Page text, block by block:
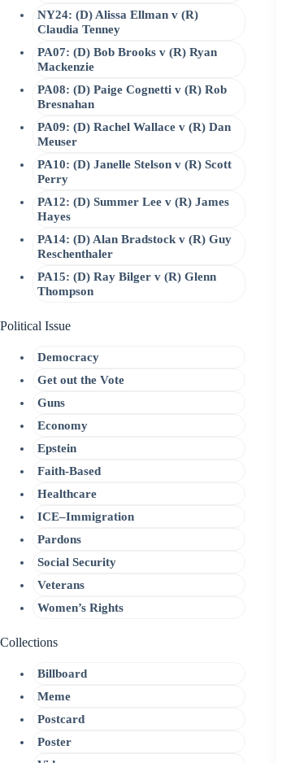
NY24: (D) Alissa Ellman v (R)
Claudia Tenney
PA07: (D) Bob Brooks v (R) Ryan
Mackenzie
PA08: (D) Paige Cognetti v (R) Rob
Bresnahan
PA09: (D) Rachel Wallace v (R) Dan
Meuser
PA10: (D) Janelle Stelson v (R) Scott
Perry
PA12: (D) Summer Lee v (R) James
Hayes
PA14: (D) Alan Bradstock v (R) Guy
Reschenthaler
PA15: (D) Ray Bilger v (R) Glenn
Thompson
Political Issue
Democracy
Get out the Vote
Guns
Economy
Epstein
Faith-Based
Healthcare
ICE–Immigration
Pardons
Social Security
Veterans
Women’s Rights
Collections
Billboard
Meme
Postcard
Poster